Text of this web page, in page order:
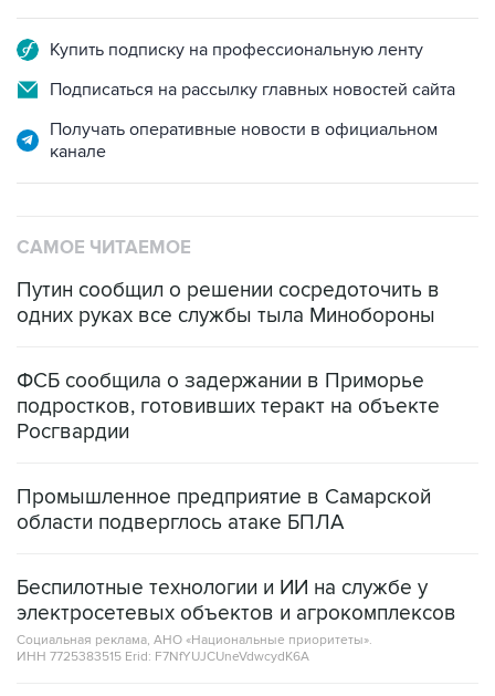
Купить подписку на профессиональную ленту
Подписаться на рассылку главных новостей сайта
Получать оперативные новости в официальном
канале
САМОЕ ЧИТАЕМОЕ
Путин сообщил о решении сосредоточить в
одних руках все службы тыла Минобороны
ФСБ сообщила о задержании в Приморье
подростков, готовивших теракт на объекте
Росгвардии
Промышленное предприятие в Самарской
области подверглось атаке БПЛА
Беспилотные технологии и ИИ на службе у
электросетевых объектов и агрокомплексов
Социальная реклама, АНО «Национальные приоритеты».
ИНН 7725383515 Erid: F7NfYUJCUneVdwcydK6A